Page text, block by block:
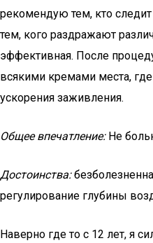
рекомендую тем, кто
тем, кого раздражают
эффективная. После
всякими кремами места,
ускорения заживления.
Общее впечатление:Не
Достоинства:
регулирование глубины
Наверно где то с 12 лет, я